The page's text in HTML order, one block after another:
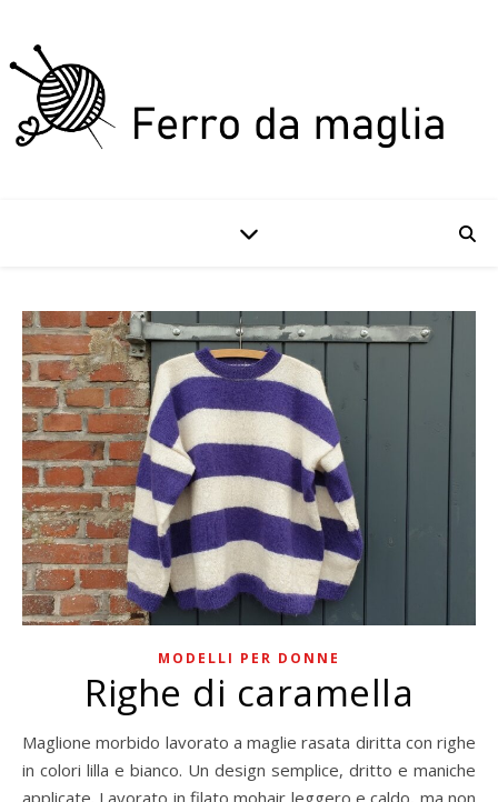
MODELLI PER DONNE
Righe di caramella
Maglione morbido lavorato a maglie rasata diritta con righe
in colori lilla e bianco. Un design semplice, dritto e maniche